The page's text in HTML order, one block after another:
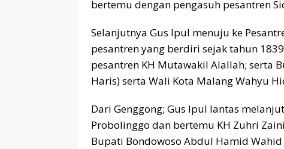
bertemu dengan pengasuh pesantren
Selanjutnya Gus Ipul menuju ke
pesantren yang berdiri sejak tahun
pesantren KH Mutawakil Alallah; serta
Haris) serta Wali Kota Malang Wahyu
Dari Genggong; Gus Ipul lantas
Probolinggo dan bertemu KH Zuhri
Bupati Bondowoso Abdul Hamid